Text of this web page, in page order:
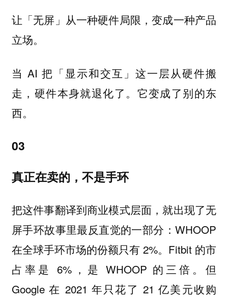
让「无屏」从一种硬件局限，变成一种产品
立场。
当 AI 把「显示和交互」这一层从硬件搬
走，硬件本身就退化了。它变成了别的东
西。
03
真正在卖的，不是手环
把这件事翻译到商业模式层面，就出现了无
屏手环故事里最反直觉的一部分：WHOOP
在全球手环市场的份额只有 2%。Fitbit 的市
占率是 6%，是 WHOOP 的三倍。但
Google 在 2021 年只花了 21 亿美元收购